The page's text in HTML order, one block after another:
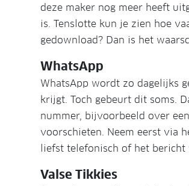
deze maker nog meer heeft
is. Tenslotte kun je zien hoe
gedownload? Dan is het
WhatsApp
WhatsApp wordt zo dagelijks
krijgt. Toch gebeurt dit soms.
nummer, bijvoorbeeld over
voorschieten. Neem eerst via
liefst telefonisch of het
Valse Tikkies